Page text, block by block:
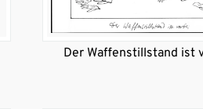
Der Waffenstillstand ist